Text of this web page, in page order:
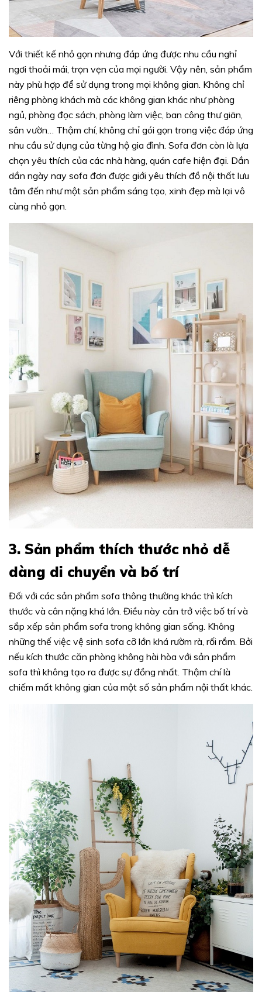
Với thiết kế nhỏ gọn nhưng đáp ứng được nhu cầu nghỉ
ngơi thoải mái, trọn vẹn của mọi người. Vậy nên, sản phẩm
này phù hợp để sử dụng trong mọi không gian. Không chỉ
riêng phòng khách mà các không gian khác như phòng
ngủ, phòng đọc sách, phòng làm việc, ban công thư giãn,
sân vườn… Thậm chí, không chỉ gói gọn trong việc đáp ứng
nhu cầu sử dụng của từng hộ gia đình. Sofa đơn còn là lựa
chọn yêu thích của các nhà hàng, quán cafe hiện đại. Dần
dần ngày nay sofa đơn được giới yêu thích đồ nội thất lưu
tâm đến như một sản phẩm sáng tạo, xinh đẹp mà lại vô
cùng nhỏ gọn.
3. Sản phẩm thích thước nhỏ dễ
dàng di chuyển và bố trí
Đối với các sản phẩm sofa thông thường khác thì kích
thước và cân nặng khá lớn. Điều này cản trở việc bố trí và
sắp xếp sản phẩm sofa trong không gian sống. Không
những thế việc vệ sinh sofa cỡ lớn khá rườm rà, rối rắm. Bởi
nếu kích thước căn phòng không hài hòa với sản phẩm
sofa thì không tạo ra được sự đồng nhất. Thậm chí là
chiếm mất không gian của một số sản phẩm nội thất khác.